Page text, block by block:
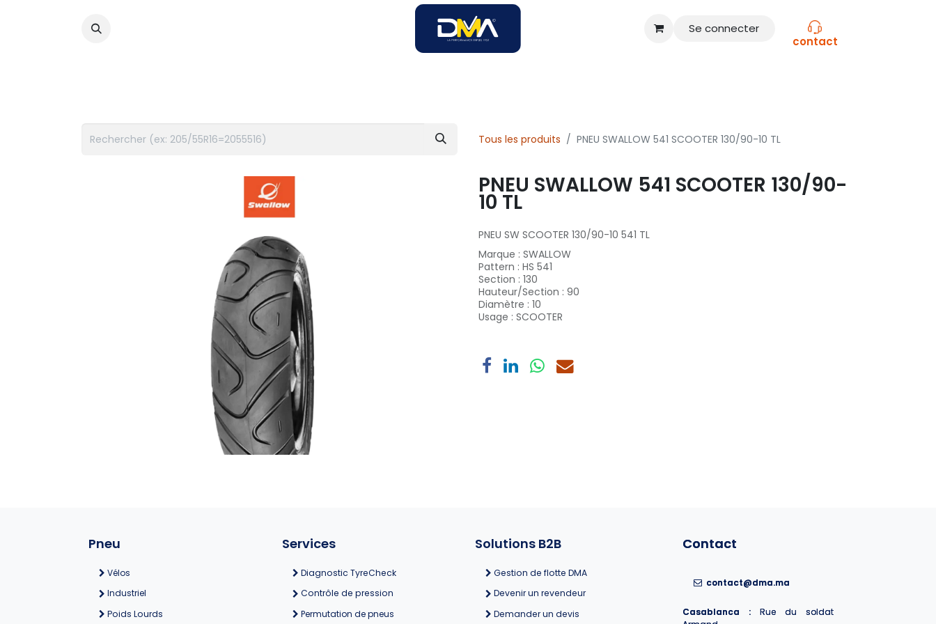
Se connecter
contact
Tous les produits PNEU SWALLOW 541 SCOOTER 130/90-10 TL
PNEU SWALLOW 541 SCOOTER 130/90-
10 TL
PNEU SW SCOOTER 130/90-10 541 TL
Marque : SWALLOW
Pattern : HS 541
Section : 130
Hauteur/Section : 90
Diamètre : 10
Usage : SCOOTER
Services
Diagnostic TyreCheck
Contrôle de pression
Permutation de pneus
Solutions B2B
Gestion de flotte DMA
Devenir un revendeur
Demander un devis
Contact
contact@dma.ma
Casablanca :
Rue du soldat
Contact
contact@dma.ma
Casablanca :
Rue du soldat
Pneu
Vélos
Industriel
Poids Lourds